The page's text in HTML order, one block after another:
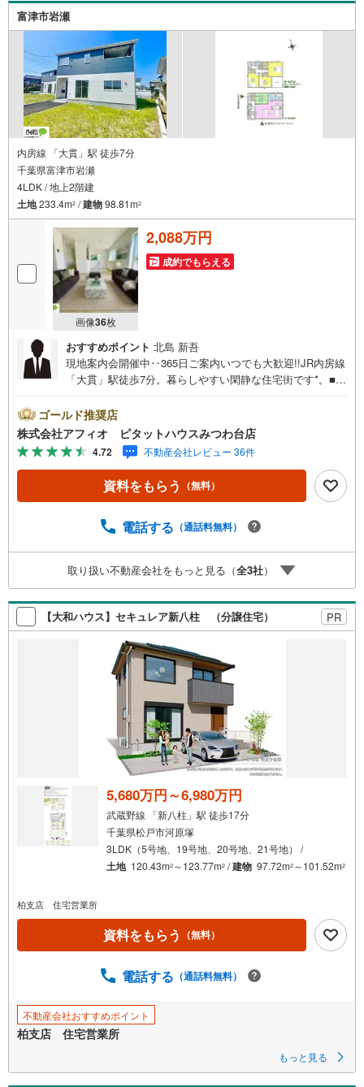
富津市岩瀬
内房線 「大貫」駅 徒歩7分
千葉県富津市岩瀬
4LDK / 地上2階建
土地233.4m2 /建物98.81m2
画像36枚
2,088万円
成約でもらえる
おすすめポイント 北島 新吾
現地案内会開催中‥365日ご案内いつでも大歓迎!!JR内房線
「大貫」駅徒歩7分。暮らしやすい閑静な住宅街です*。■敷
Kと和室併せて22.2帖の広々空間■スムーズな家事動線■防
犯面も安心の人感センサー付玄関灯＋TVモニター付きイン
ターホン＋防犯カメラ■主寝室には大容量のウォークインク
ローゼット■カースペース2台分■急な雨でも安心のインナ
ーバルコニー■地震の揺れを吸収する制震装置搭載●お客様
の笑顔のために。・* お客様の一生の宝物になるお家探し
す！ご見学やご相談には迅速にご対応致します！お気軽に
本ページ記載の金額でご成約された場合、PayPayポイント
をプレゼント！※ 条件等の詳細は 説明ページをご覧くだ
さい。
ゴールド推奨店
株式会社アフィオ ピタットハウスみつわ台店
4.72 不動産会社レビュー 36件
資料をもらう （無料）
電話する （通話料無料）
取り扱い不動産会社をもっと見る（全3社）
【大和ハウス】セキュレア新八柱 （分譲住宅） PR
5,680万円～6,980万円
武蔵野線 「新八柱」駅 徒歩17分
千葉県松戸市河原塚
3LDK（5号地、19号地、20号地、21号地） /
土地 120.43m2 ～123.77m2 /建物 97.72m2 ～101.52m2
柏支店 住宅営業所
資料をもらう （無料）
電話する （通話料無料）
不動産会社おすすめポイント
柏支店 住宅営業所
もっと見る